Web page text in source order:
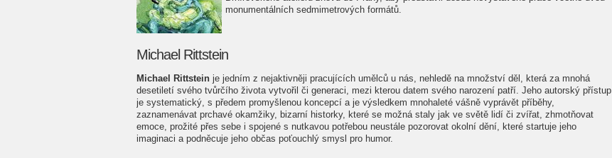
monumentálních sedmimetrových formátů.
Michael Rittstein
Michael Rittstein je jedním z nejaktivněji pracujících umělců u nás, nehledě na množství děl, která za mnohá
desetiletí svého tvůrčího života vytvořil či generaci, mezi kterou datem svého narození patří. Jeho autorský přístup
je systematický, s předem promyšlenou koncepcí a je výsledkem mnohaleté vášně vyprávět příběhy,
zaznamenávat prchavé okamžiky, bizarní historky, které se možná staly jak ve světě lidí či zvířat, zhmotňovat
emoce, prožité přes sebe i spojené s nutkavou potřebou neustále pozorovat okolní dění, které startuje jeho
imaginaci a podněcuje jeho občas poťouchlý smysl pro humor.